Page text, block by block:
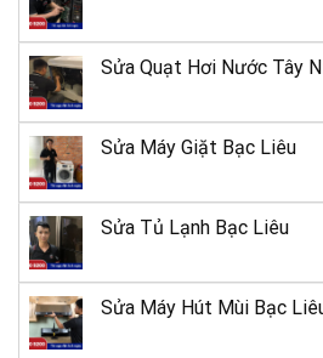
20 Bình Định
259
Nại,
Bình
21
09
Sáu,
Liêu
Sửa Quạt Hơi Nước Tây
Sửa Máy Giặt Bạc Liêu
Sửa Tủ Lạnh Bạc Liêu
Sửa Máy Hút Mùi Bạc